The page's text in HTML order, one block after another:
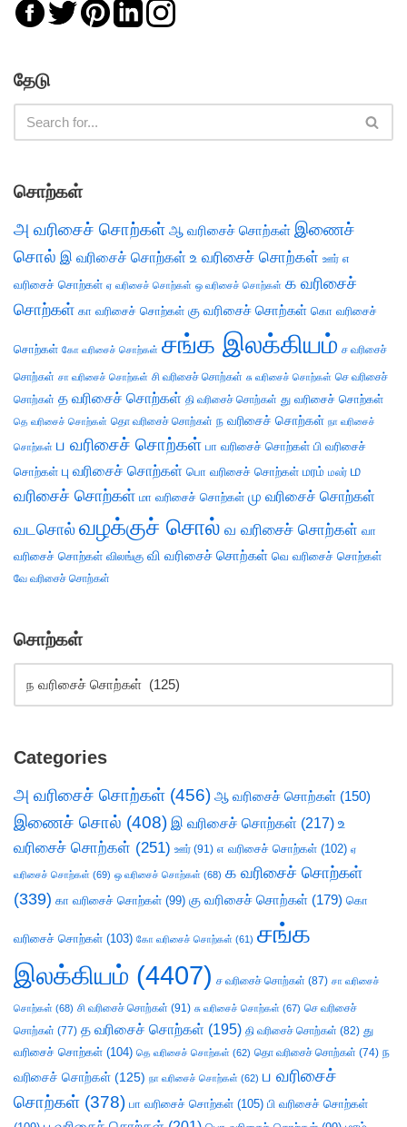
தேடு
சொற்கள்
அ வரிசைச் சொற்கள் ஆ வரிசைச் சொற்கள் இணைச்
சொல் இ வரிசைச் சொற்கள் உ வரிசைச் சொற்கள் ஊர் எ
வரிசைச் சொற்கள் ஏ வரிசைச் சொற்கள் ஒ வரிசைச் சொற்கள் க வரிசைச்
சொற்கள் கா வரிசைச் சொற்கள் கு வரிசைச் சொற்கள் கொ வரிசைச்
சொற்கள் கோ வரிசைச் சொற்கள் சங்க இலக்கியம் ச வரிசைச்
சொற்கள் சா வரிசைச் சொற்கள் சி வரிசைச் சொற்கள் சு வரிசைச் சொற்கள் செ வரிசைச்
சொற்கள் த வரிசைச் சொற்கள் தி வரிசைச் சொற்கள் து வரிசைச் சொற்கள்
தெ வரிசைச் சொற்கள் தொ வரிசைச் சொற்கள் ந வரிசைச் சொற்கள் நா வரிசைச்
சொற்கள் ப வரிசைச் சொற்கள் பா வரிசைச் சொற்கள் பி வரிசைச்
சொற்கள் பு வரிசைச் சொற்கள் பொ வரிசைச் சொற்கள் மரம் மலர் ம
வரிசைச் சொற்கள் மா வரிசைச் சொற்கள் மு வரிசைச் சொற்கள்
வடசொல் வழக்குச் சொல் வ வரிசைச் சொற்கள் வா
வரிசைச் சொற்கள் விலங்கு வி வரிசைச் சொற்கள் வெ வரிசைச் சொற்கள்
வே வரிசைச் சொற்கள்
சொற்கள்
Categories
அ வரிசைச் சொற்கள் (456) ஆ வரிசைச் சொற்கள் (150)
இணைச் சொல் (408) இ வரிசைச் சொற்கள் (217) உ
வரிசைச் சொற்கள் (251) ஊர் (91) எ வரிசைச் சொற்கள் (102) ஏ
வரிசைச் சொற்கள் (69) ஒ வரிசைச் சொற்கள் (68) க வரிசைச் சொற்கள்
(339) கா வரிசைச் சொற்கள் (99) கு வரிசைச் சொற்கள் (179) கொ
வரிசைச் சொற்கள் (103) கோ வரிசைச் சொற்கள் (61) சங்க
இலக்கியம் (4407) ச வரிசைச் சொற்கள் (87) சா வரிசைச்
சொற்கள் (68) சி வரிசைச் சொற்கள் (91) சு வரிசைச் சொற்கள் (67) செ வரிசைச்
சொற்கள் (77) த வரிசைச் சொற்கள் (195) தி வரிசைச் சொற்கள் (82) து
வரிசைச் சொற்கள் (104) தெ வரிசைச் சொற்கள் (62) தொ வரிசைச் சொற்கள் (74) ந
வரிசைச் சொற்கள் (125) நா வரிசைச் சொற்கள் (62) ப வரிசைச்
சொற்கள் (378) பா வரிசைச் சொற்கள் (105) பி வரிசைச் சொற்கள்